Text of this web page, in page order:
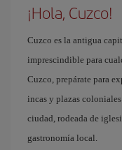
¡Hola, Cuzco!
Cuzco es la antigua
imprescindible para
Cuzco, prepárate para
incas y plazas
ciudad, rodeada de
gastronomía local.